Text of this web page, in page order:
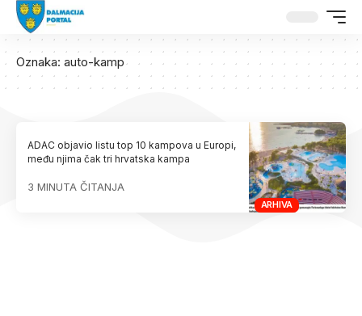
Oznaka: auto-kamp
ARHIVA
ADAC objavio listu top 10 kampova u Europi,
među njima čak tri hrvatska kampa
3 MINUTA ČITANJA